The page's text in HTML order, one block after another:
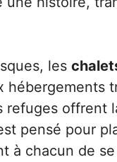
les
hébergements
offrent
pensé pour
à chacun de